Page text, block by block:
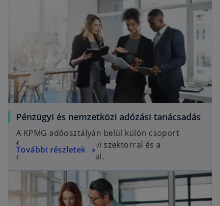
Pénzügyi és nemzetközi adózási tanácsadás
A KPMG adóosztályán belül külön csoport
foglalkozik a pénzügyi szektorral és a
nemzetközi adózással.
További részletek